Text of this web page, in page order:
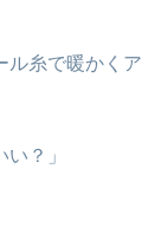
ル糸で暖かくア
？」